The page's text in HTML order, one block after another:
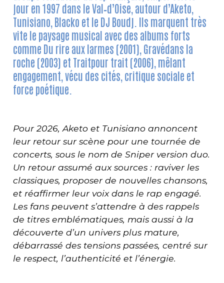
jour en 1997 dans le Val‑d’Oise, autour d’Aketo,
Tunisiano, Blacko et le DJ Boudj. Ils marquent très
vite le paysage musical avec des albums forts
comme Du rire aux larmes (2001), Gravédans la
roche (2003) et Traitpour trait (2006), mêlant
engagement, vécu des cités, critique sociale et
force poétique.
Pour 2026, Aketo et Tunisiano annoncent
leur retour sur scène pour une tournée de
concerts, sous le nom de Sniper version duo.
Un retour assumé aux sources : raviver les
classiques, proposer de nouvelles chansons,
et réaffirmer leur voix dans le rap engagé.
Les fans peuvent s’attendre à des rappels
de titres emblématiques, mais aussi à la
découverte d’un univers plus mature,
débarrassé des tensions passées, centré sur
le respect, l’authenticité et l’énergie.